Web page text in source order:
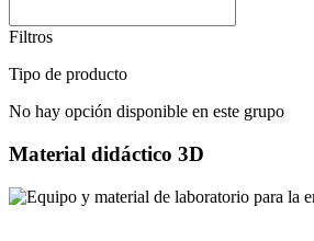
Filtros
Tipo de producto
No hay opción disponible en este grupo
Material didáctico 3D